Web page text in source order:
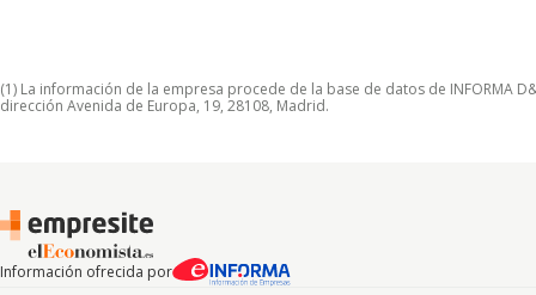
(1) La información de la empresa procede de la base de datos de INFORMA
dirección Avenida de Europa, 19, 28108, Madrid.
Información ofrecida por